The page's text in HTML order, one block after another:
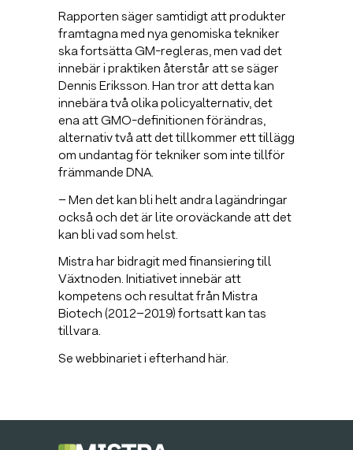
Rapporten säger samtidigt att produkter
framtagna med nya genomiska tekniker
ska fortsätta GM-regleras, men vad det
innebär i praktiken återstår att se säger
Dennis Eriksson. Han tror att detta kan
innebära två olika policyalternativ, det
ena att GMO-definitionen förändras,
alternativ två att det tillkommer ett tillägg
om undantag för tekniker som inte tillför
främmande DNA.
– Men det kan bli helt andra lagändringar
också och det är lite oroväckande att det
kan bli vad som helst.
Mistra har bidragit med finansiering till
Växtnoden. Initiativet innebär att
kompetens och resultat från Mistra
Biotech (2012–2019) fortsatt kan tas
tillvara.
Se webbinariet i efterhand här.